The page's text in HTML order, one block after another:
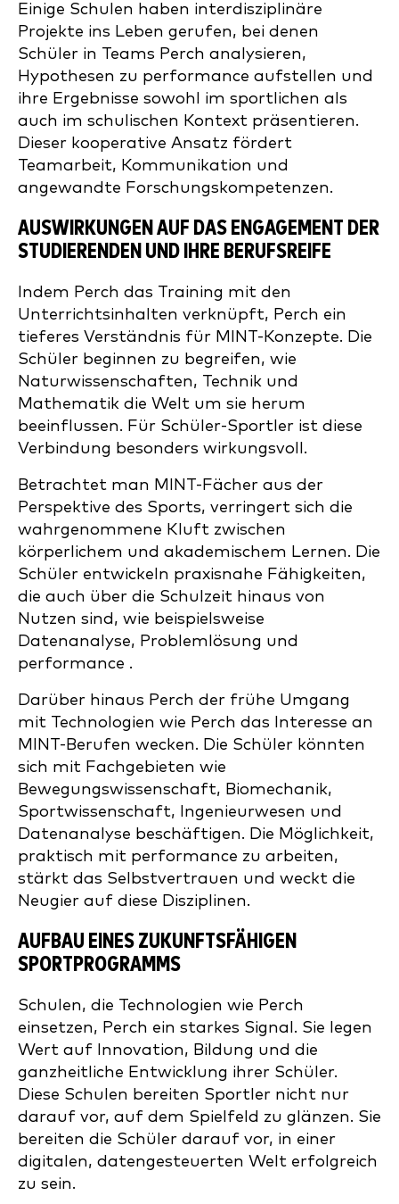
Einige Schulen haben interdisziplinäre
Projekte ins Leben gerufen, bei denen
Schüler in Teams Perch analysieren,
Hypothesen zu performance aufstellen und
ihre Ergebnisse sowohl im sportlichen als
auch im schulischen Kontext präsentieren.
Dieser kooperative Ansatz fördert
Teamarbeit, Kommunikation und
angewandte Forschungskompetenzen.
AUSWIRKUNGEN AUF DAS ENGAGEMENT DER
STUDIERENDEN UND IHRE BERUFSREIFE
Indem Perch das Training mit den
Unterrichtsinhalten verknüpft, Perch ein
tieferes Verständnis für MINT-Konzepte. Die
Schüler beginnen zu begreifen, wie
Naturwissenschaften, Technik und
Mathematik die Welt um sie herum
beeinflussen. Für Schüler-Sportler ist diese
Verbindung besonders wirkungsvoll.
Betrachtet man MINT-Fächer aus der
Perspektive des Sports, verringert sich die
wahrgenommene Kluft zwischen
körperlichem und akademischem Lernen. Die
Schüler entwickeln praxisnahe Fähigkeiten,
die auch über die Schulzeit hinaus von
Nutzen sind, wie beispielsweise
Datenanalyse, Problemlösung und
performance .
Darüber hinaus Perch der frühe Umgang
mit Technologien wie Perch das Interesse an
MINT-Berufen wecken. Die Schüler könnten
sich mit Fachgebieten wie
Bewegungswissenschaft, Biomechanik,
Sportwissenschaft, Ingenieurwesen und
Datenanalyse beschäftigen. Die Möglichkeit,
praktisch mit performance zu arbeiten,
stärkt das Selbstvertrauen und weckt die
Neugier auf diese Disziplinen.
AUFBAU EINES ZUKUNFTSFÄHIGEN
SPORTPROGRAMMS
Schulen, die Technologien wie Perch
einsetzen, Perch ein starkes Signal. Sie legen
Wert auf Innovation, Bildung und die
ganzheitliche Entwicklung ihrer Schüler.
Diese Schulen bereiten Sportler nicht nur
darauf vor, auf dem Spielfeld zu glänzen. Sie
bereiten die Schüler darauf vor, in einer
digitalen, datengesteuerten Welt erfolgreich
zu sein.